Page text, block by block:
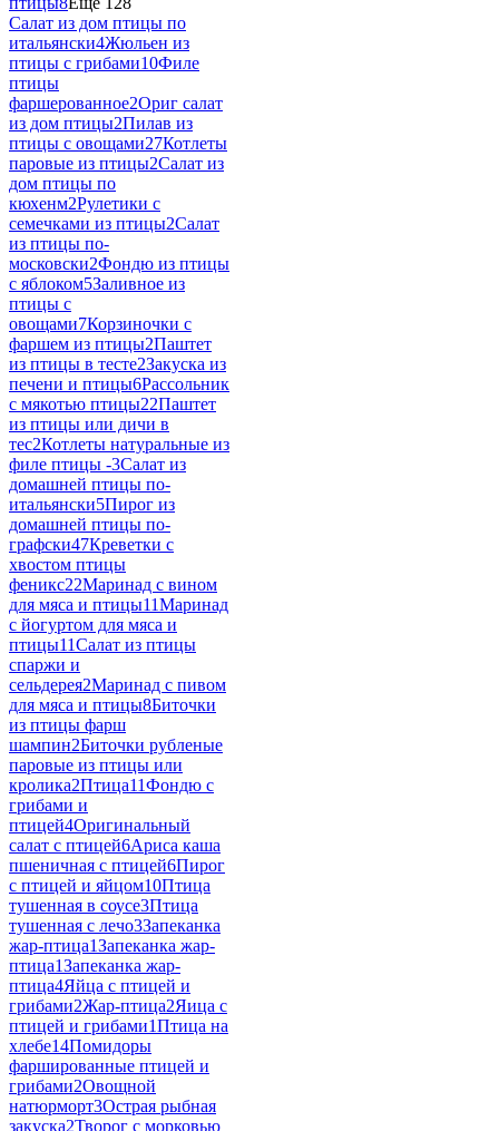
Салат из дом птицы по
итальянски4Жюльен из
птицы с грибами10Филе
птицы
фаршерованное2Ориг салат
из дом птицы2Пилав из
птицы с овощами27Котлеты
паровые из птицы2Салат из
дом птицы по
кюхенм2Рулетики с
семечками из птицы2Салат
из птицы по-
московски2Фондю из птицы
с яблоком5Заливное из
птицы с
овощами7Корзиночки с
фаршем из птицы2Паштет
из птицы в тесте2Закуска из
печени и птицы6Рассольник
с мякотью птицы22Паштет
из птицы или дичи в
тес2Котлеты натуральные из
филе птицы -3Салат из
домашней птицы по-
итальянски5Пирог из
домашней птицы по-
графски47Креветки с
хвостом птицы
феникс22Маринад с вином
для мяса и птицы11Маринад
с йогуртом для мяса и
птицы11Салат из птицы
спаржи и
сельдерея2Маринад с пивом
для мяса и птицы8Биточки
из птицы фарш
шампин2Биточки рубленые
паровые из птицы или
кролика2Птица11Фондю с
грибами и
птицей4Оригинальный
салат с птицей6Ариса каша
пшеничная с птицей6Пирог
с птицей и яйцом10Птица
тушенная в соусе3Птица
тушенная с лечо3Запеканка
жар-птица1Запеканка жар-
птица1Запеканка жар-
птица4Яйца с птицей и
грибами2Жар-птица2Яица с
птицей и грибами1Птица на
хлебе14Помидоры
фаршированные птицей и
грибами2Овощной
натюрморт3Острая рыбная
закуска2Творог с морковью